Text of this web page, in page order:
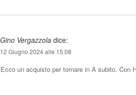
Gino Vergazzola dice:
12 Giugno 2024 alle 15:08
Ecco un acquisto per tornare in A subito.